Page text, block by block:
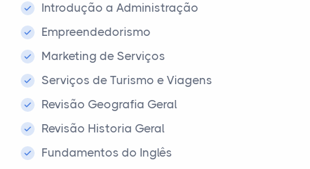
Introdução a Administração
Empreendedorismo
Marketing de Serviços
Serviços de Turismo e Viagens
Revisão Geografia Geral
Revisão Historia Geral
Fundamentos do Inglês